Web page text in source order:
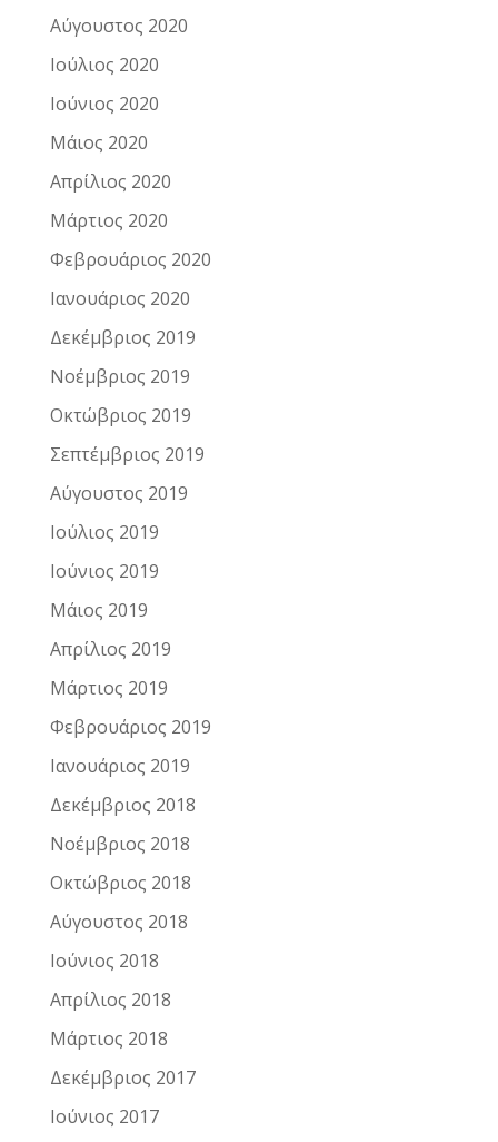
Αύγουστος 2020
Ιούλιος 2020
Ιούνιος 2020
Μάιος 2020
Απρίλιος 2020
Μάρτιος 2020
Φεβρουάριος 2020
Ιανουάριος 2020
Δεκέμβριος 2019
Νοέμβριος 2019
Οκτώβριος 2019
Σεπτέμβριος 2019
Αύγουστος 2019
Ιούλιος 2019
Ιούνιος 2019
Μάιος 2019
Απρίλιος 2019
Μάρτιος 2019
Φεβρουάριος 2019
Ιανουάριος 2019
Δεκέμβριος 2018
Νοέμβριος 2018
Οκτώβριος 2018
Αύγουστος 2018
Ιούνιος 2018
Απρίλιος 2018
Μάρτιος 2018
Δεκέμβριος 2017
Ιούνιος 2017